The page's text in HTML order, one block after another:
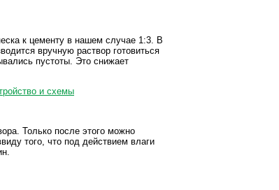
к цементу в нашем случае 1:3. В
вручную раствор готовиться
пустоты. Это снижает
Только после этого можно
того, что под действием влаги